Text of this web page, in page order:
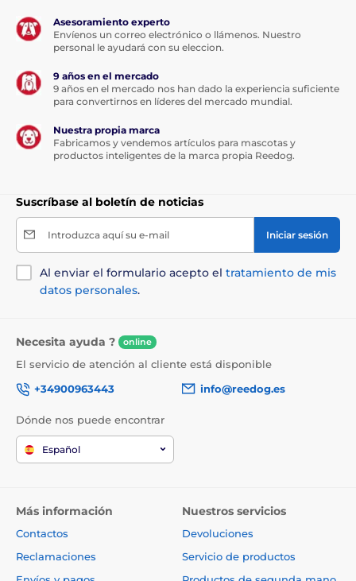
Asesoramiento experto
Envíenos un correo electrónico o llámenos. Nuestro
personal le ayudará con su eleccion.
9 años en el mercado
9 años en el mercado nos han dado la experiencia suficiente
para convertirnos en líderes del mercado mundial.
Nuestra propia marca
Fabricamos y vendemos artículos para mascotas y
productos inteligentes de la marca propia Reedog.
Suscríbase al boletín de noticias
Introduzca aquí su e-mail Iniciar sesión
Al enviar el formulario acepto el tratamiento de mis
datos personales.
Necesita ayuda ? online
El servicio de atención al cliente está disponible
+34900963443
info@reedog.es
Dónde nos puede encontrar
Español
Más información
Contactos
Reclamaciones
Nuestros servicios
Devoluciones
Servicio de productos